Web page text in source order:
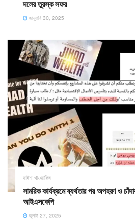
দলের তুরস্ক সফর
জানুয়ারি 30, 2025
দাঈশ খাওয়ারিজ
সামরিক কার্যক্রমে ব্যর্থতার পর অপহরণ ও
আইএসকেপি
জুলাই 27, 2025